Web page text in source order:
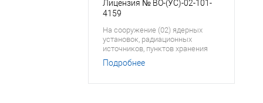
Лицензия № ВО-(УС)-02-101-
4159
На сооружение (02) ядерных
установок, радиационных
источников, пунктов хранения
ядерных материалов,
радиоактивных веществ и
отходов
Подробнее